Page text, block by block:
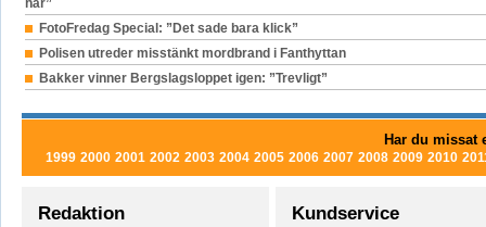
FotoFredag Special: ”Det sade bara klick”
Polisen utreder misstänkt mordbrand i Fanthyttan
Bakker vinner Bergslagsloppet igen: ”Trevligt”
Har du missat
1999 2000 2001 2002 2003 2004 2005 2006 2007 2008 2009 2010
Redaktion Kundservice